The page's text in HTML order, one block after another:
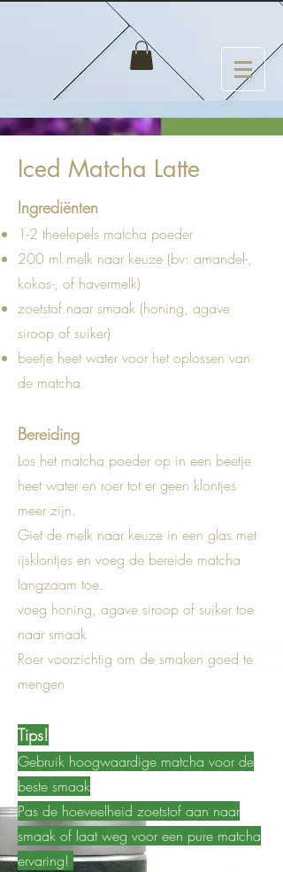
Iced Matcha Latte
Ingrediënten
1-2 theelepels matcha poeder
200 ml melk naar keuze (bv: amandel-,
kokos-, of havermelk)
zoetstof naar smaak (honing, agave
siroop of suiker)
beetje heet water voor het oplossen van
de matcha
Bereiding
Los het matcha poeder op in een beetje
heet water en roer tot er geen klontjes
meer zijn.
Giet de melk naar keuze in een glas met
ijsklontjes en voeg de bereide matcha
langzaam toe.
voeg honing, agave siroop of suiker toe
naar smaak
Roer voorzichtig om de smaken goed te
mengen
Tips!
Gebruik hoogwaardige matcha voor de
beste smaak
Pas de hoeveelheid zoetstof aan naar
smaak of laat weg voor een pure matcha
ervaring!